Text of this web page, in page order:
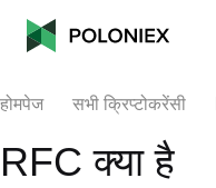
होमपेज सभी क्रिप्टोकरेंसी
RFC क्या है